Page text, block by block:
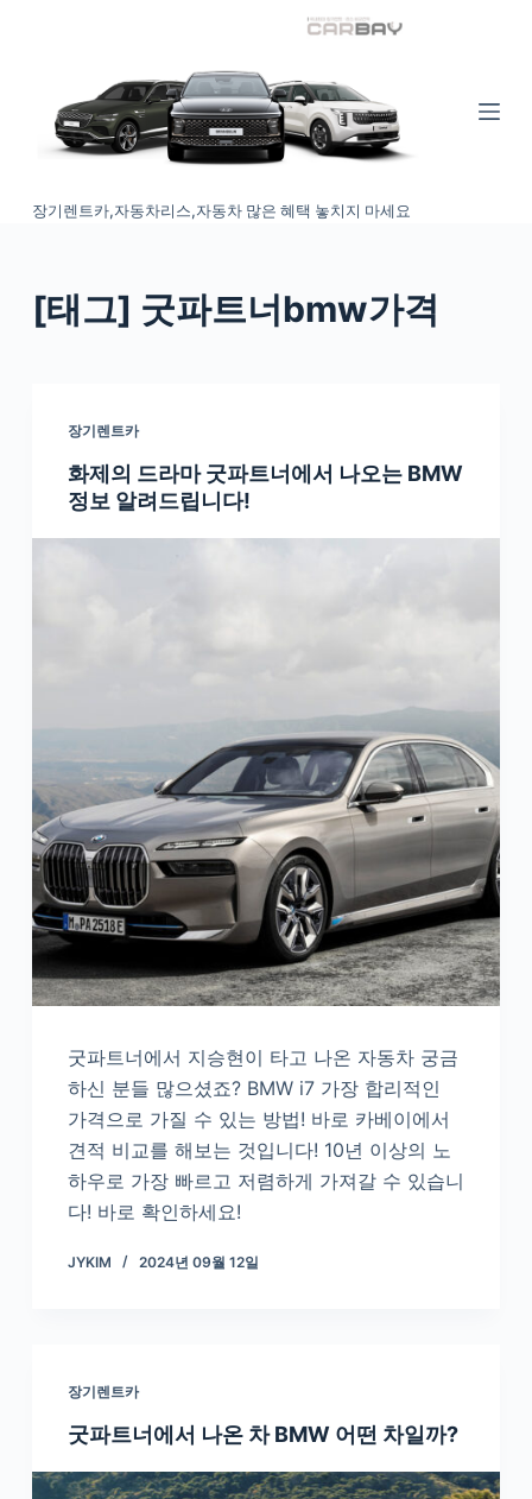
c장기렌트카,자동차리스,자동차 많은 혜택 놓치지 마세요
[태그] 굿파트너bmw가격
장기렌트카
화제의 드라마 굿파트너에서 나오는 BMW
정보 알려드립니다!
굿파트너에서 지승현이 타고 나온 자동차 궁금
하신 분들 많으셨죠? BMW i7 가장 합리적인
가격으로 가질 수 있는 방법! 바로 카베이에서
견적 비교를 해보는 것입니다! 10년 이상의 노
하우로 가장 빠르고 저렴하게 가져갈 수 있습니
다! 바로 확인하세요!
JYKIM 2024년 09월 12일
장기렌트카
굿파트너에서 나온 차 BMW 어떤 차일까?